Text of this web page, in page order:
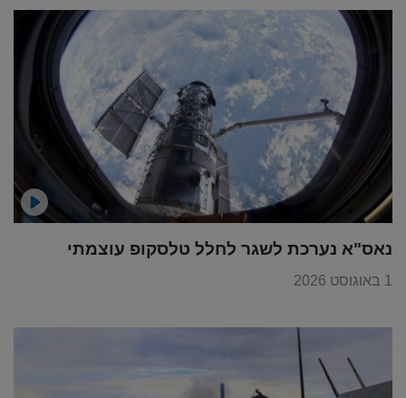
נאס"א נערכת לשגר לחלל טלסקופ עוצמתי
1 באוגוסט 2026